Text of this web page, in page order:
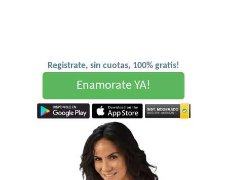
Registrate, sin cuotas, 100% gratis!
Enamorate YA!